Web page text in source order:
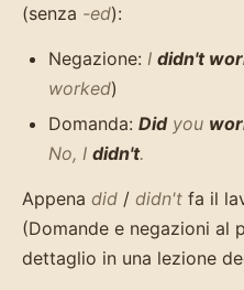
(senza -ed):
Negazione: I didn't
worked)
Domanda: Didyou
No, I didn't.
Appena did / didn't fa il
(Domande e negazioni al
dettaglio in una lezione